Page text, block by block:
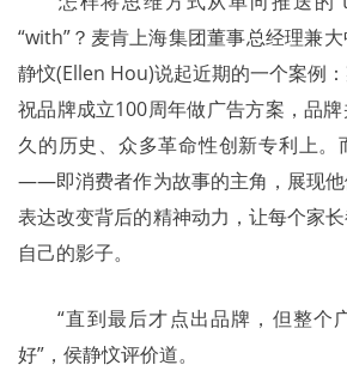
“with”？麦肯上海集团董事总经理兼
静忟(Ellen Hou)说起近期的一个案例
祝品牌成立100周年做广告方案，品
久的历史、众多革命性创新专利上
——即消费者作为故事的主角，展现他
表达改变背后的精神动力，让每个家
自己的影子。
	“直到最后才点出品牌，但整个广告取得的效果非常
好”，侯静忟评价道。